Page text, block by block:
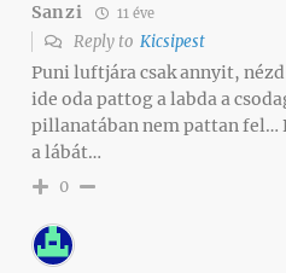
Sanzi 11 éve
Reply to Kicsipest
Puni luftjára csak annyit,
ide oda pattog a labda a
pillanatában nem pattan fel…
a lábát…
0